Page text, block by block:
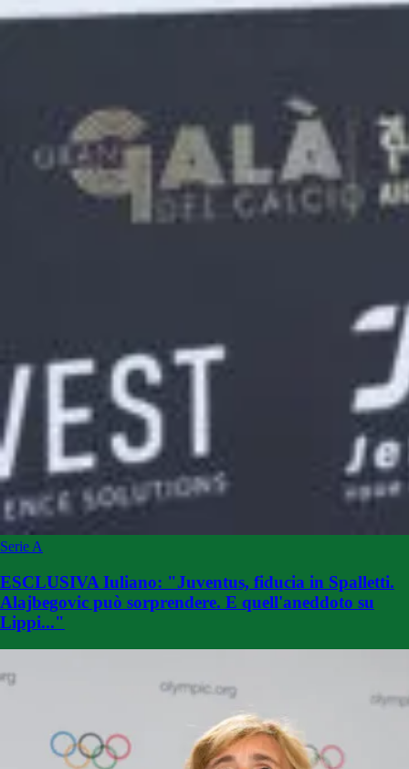
Serie A
ESCLUSIVA Iuliano: "Juventus, fiducia in Spalletti.
Alajbegovic può sorprendere. E quell'aneddoto su
Lippi..."